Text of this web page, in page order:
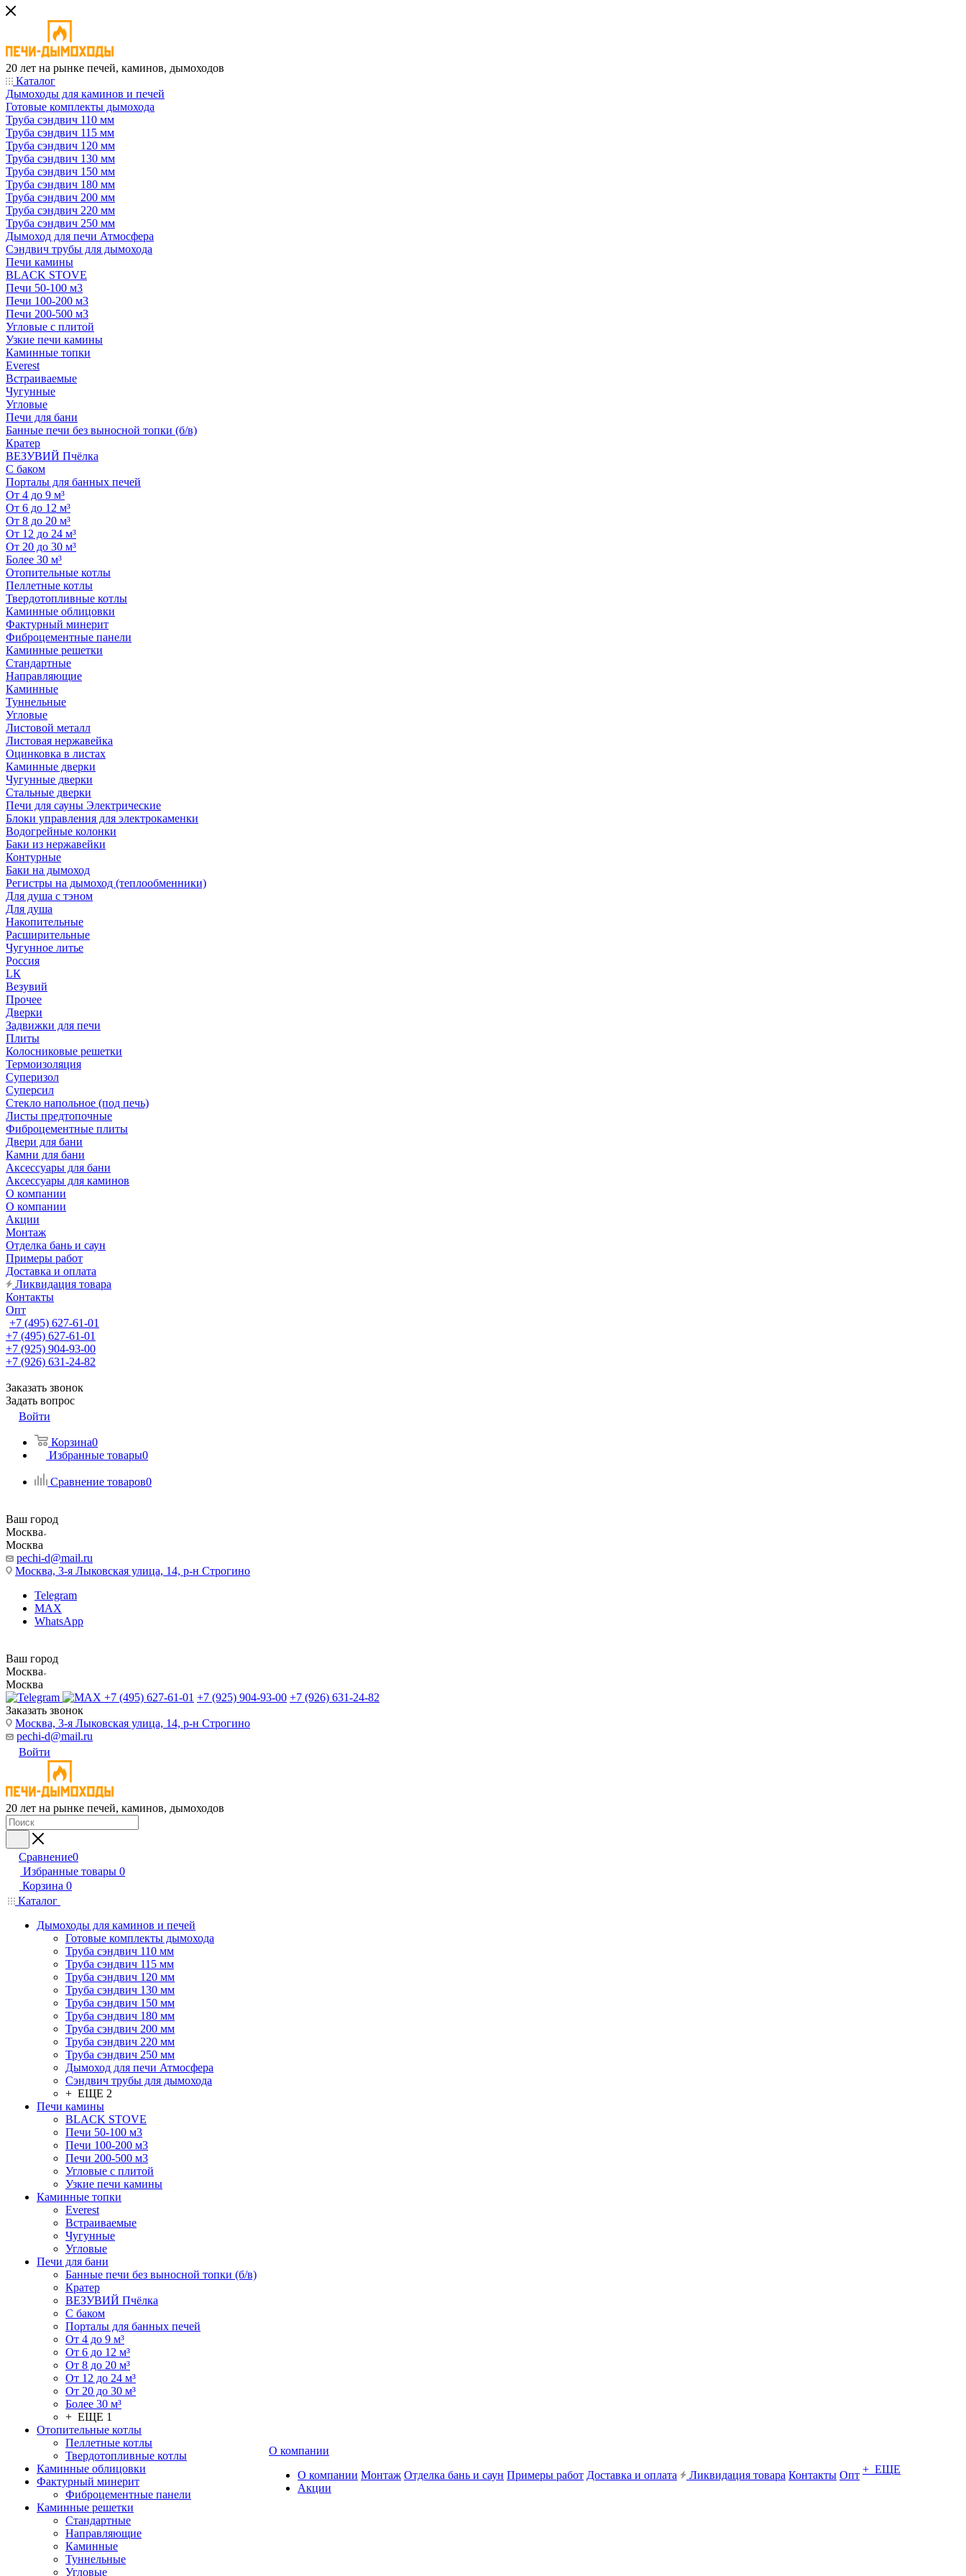
20 лет на рынке печей, каминов, дымоходов
Каталог
Дымоходы для каминов и печей
Готовые комплекты дымохода
Труба сэндвич 110 мм
Труба сэндвич 115 мм
Труба сэндвич 120 мм
Труба сэндвич 130 мм
Труба сэндвич 150 мм
Труба сэндвич 180 мм
Труба сэндвич 200 мм
Труба сэндвич 220 мм
Труба сэндвич 250 мм
Дымоход для печи Атмосфера
Сэндвич трубы для дымохода
Печи камины
BLACK STOVE
Печи 50-100 м3
Печи 100-200 м3
Печи 200-500 м3
Угловые с плитой
Узкие печи камины
Каминные топки
Everest
Встраиваемые
Чугунные
Угловые
Печи для бани
Банные печи без выносной топки (б/в)
Кратер
ВЕЗУВИЙ Пчёлка
С баком
Порталы для банных печей
От 4 до 9 м³
От 6 до 12 м³
От 8 до 20 м³
От 12 до 24 м³
От 20 до 30 м³
Более 30 м³
Отопительные котлы
Пеллетные котлы
Твердотопливные котлы
Каминные облицовки
Фактурный минерит
Фиброцементные панели
Каминные решетки
Стандартные
Направляющие
Каминные
Туннельные
Угловые
Листовой металл
Листовая нержавейка
Оцинковка в листах
Каминные дверки
Чугунные дверки
Стальные дверки
Печи для сауны Электрические
Блоки управления для электрокаменки
Водогрейные колонки
Баки из нержавейки
Контурные
Баки на дымоход
Регистры на дымоход (теплообменники)
Для душа с тэном
Для душа
Накопительные
Расширительные
Чугунное литье
Россия
LК
Везувий
Прочее
Дверки
Задвижки для печи
Плиты
Колосниковые решетки
Термоизоляция
Суперизол
Суперсил
Стекло напольное (под печь)
Листы предтопочные
Фиброцементные плиты
Двери для бани
Камни для бани
Аксессуары для бани
Аксессуары для каминов
О компании
О компании
Акции
Монтаж
Отделка бань и саун
Примеры работ
Доставка и оплата
Ликвидация товара
Контакты
Опт
+7 (495) 627-61-01
+7 (495) 627-61-01
+7 (925) 904-93-00
+7 (926) 631-24-82
Заказать звонок
Задать вопрос
Войти
Корзина0
Избранные товары0
Сравнение товаров0
Ваш город
Москва
Москва
pechi-d@mail.ru
Москва, 3-я Лыковская улица, 14, р-н Строгино
Telegram
MAX
WhatsApp
Ваш город
Москва
Москва
+7 (495) 627-61-01 +7 (925) 904-93-00 +7 (926) 631-24-82
Заказать звонок
Москва, 3-я Лыковская улица, 14, р-н Строгино
pechi-d@mail.ru
Войти
20 лет на рынке печей, каминов, дымоходов
Сравнение0
Избранные товары 0
Корзина 0
Каталог
Дымоходы для каминов и печей
Готовые комплекты дымохода
Труба сэндвич 110 мм
Труба сэндвич 115 мм
Труба сэндвич 120 мм
Труба сэндвич 130 мм
Труба сэндвич 150 мм
Труба сэндвич 180 мм
Труба сэндвич 200 мм
Труба сэндвич 220 мм
Труба сэндвич 250 мм
Дымоход для печи Атмосфера
Сэндвич трубы для дымохода
+ ЕЩЕ 2
Печи камины
BLACK STOVE
Печи 50-100 м3
Печи 100-200 м3
Печи 200-500 м3
Угловые с плитой
Узкие печи камины
Каминные топки
Everest
Встраиваемые
Чугунные
Угловые
Печи для бани
Банные печи без выносной топки (б/в)
Кратер
ВЕЗУВИЙ Пчёлка
С баком
Порталы для банных печей
От 4 до 9 м³
От 6 до 12 м³
От 8 до 20 м³
От 12 до 24 м³
От 20 до 30 м³
Более 30 м³
+ ЕЩЕ 1
Отопительные котлы
Пеллетные котлы
Твердотопливные котлы
Каминные облицовки
Фактурный минерит
Фиброцементные панели
Каминные решетки
Стандартные
Направляющие
Каминные
Туннельные
Угловые
О компании
О компании
Акции
Монтаж Отделка бань и саун Примеры работ Доставка и оплата Ликвидация товара Контакты Опт + ЕЩЕ